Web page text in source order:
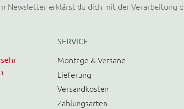
Newsletter erklärst du dich mit der Verarbeitung
SERVICE
Montage & Versand
Lieferung
Versandkosten
Zahlungsarten